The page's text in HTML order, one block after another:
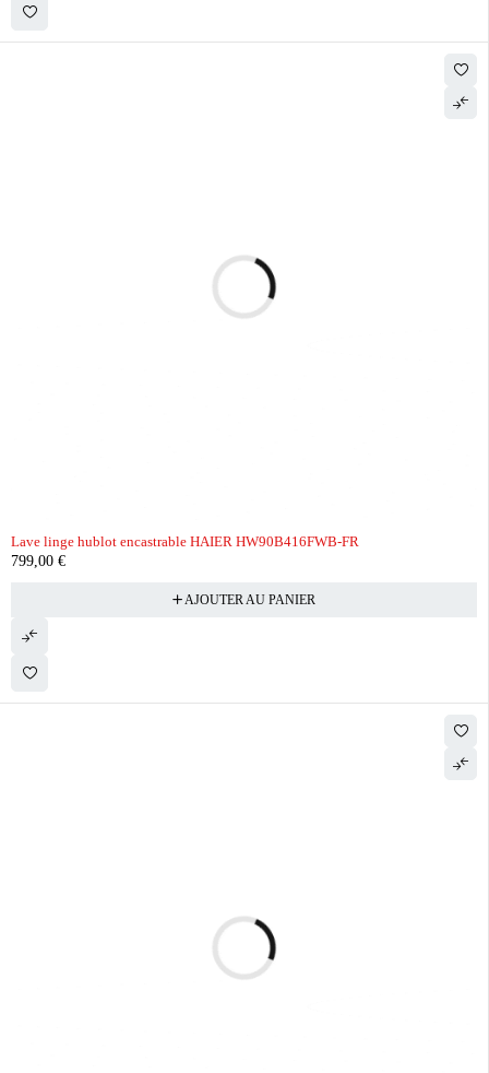
Lave linge hublot encastrable HAIER HW90B416FWB-FR
799,00 €
AJOUTER AU PANIER